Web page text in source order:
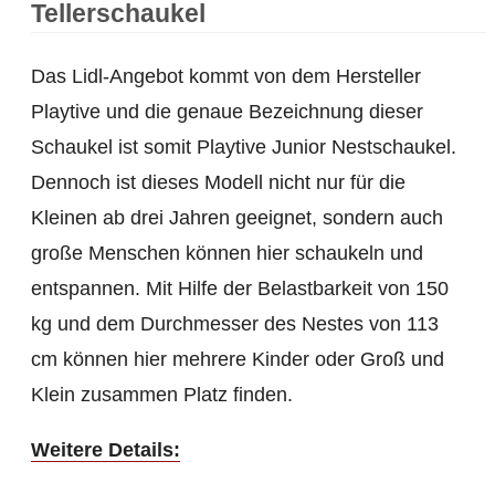
Tellerschaukel
Das Lidl-Angebot kommt von dem Hersteller
Playtive und die genaue Bezeichnung dieser
Schaukel ist somit Playtive Junior Nestschaukel.
Dennoch ist dieses Modell nicht nur für die
Kleinen ab drei Jahren geeignet, sondern auch
große Menschen können hier schaukeln und
entspannen. Mit Hilfe der Belastbarkeit von 150
kg und dem Durchmesser des Nestes von 113
cm können hier mehrere Kinder oder Groß und
Klein zusammen Platz finden.
Weitere Details: